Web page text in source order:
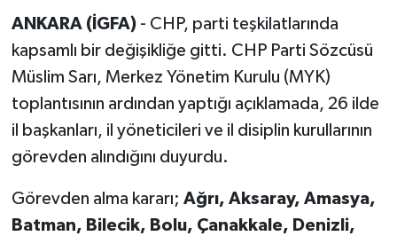
ANKARA (İGFA) - CHP, parti teşkilatlarında
kapsamlı bir değişikliğe gitti. CHP Parti Sözcüsü
Müslim Sarı, Merkez Yönetim Kurulu (MYK)
toplantısının ardından yaptığı açıklamada, 26 ilde
il başkanları, il yöneticileri ve il disiplin kurullarının
görevden alındığını duyurdu.
Görevden alma kararı; Ağrı, Aksaray, Amasya,
Batman, Bilecik, Bolu, Çanakkale, Denizli,